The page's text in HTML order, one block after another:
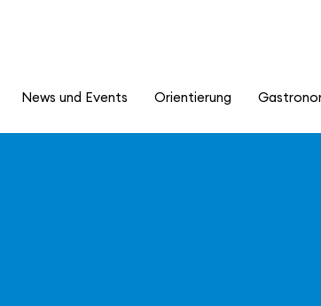
News und Events Orientierung